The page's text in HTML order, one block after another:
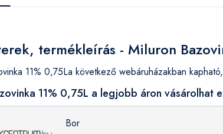
termékleírás - Miluron
11% 0,75La következő webáruházakban
11% 0,75L a legjobb áron vásárolhat
Bor